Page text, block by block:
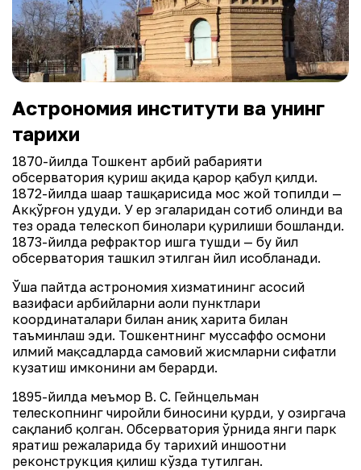
Астрономия институти ва унинг
тарихи
1870-йилда Тошкент ҳарбий раҳбарияти
обсерватория қуриш ҳақида қарор қабул қилди.
1872-йилда шаҳар ташқарисида мос жой топилди —
Акқўрғон ҳудуди. У ер эгаларидан сотиб олинди ва
тез орада телескоп бинолари қурилиши бошланди.
1873-йилда рефрактор ишга тушди — бу йил
обсерватория ташкил этилган йил ҳисобланади.
Ўша пайтда астрономия хизматининг асосий
вазифаси ҳарбийларни аҳоли пунктлари
координаталари билан аниқ харита билан
таъминлаш эди. Тошкентнинг муссаффо осмони
илмий мақсадларда самовий жисмларни сифатли
кузатиш имконини ҳам берарди.
1895-йилда меъмор В. С. Гейнцельман
телескопнинг чиройли биносини қурди, у ҳозиргача
сақланиб қолган. Обсерватория ўрнида янги парк
яратиш режаларида бу тарихий иншоотни
реконструкция қилиш кўзда тутилган.